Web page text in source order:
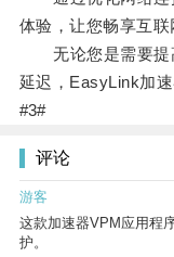
体验，让您畅享互联
无论您是需要提
延迟，EasyLink加
#3#
评论
游客
这款加速器VPM应用程
护。